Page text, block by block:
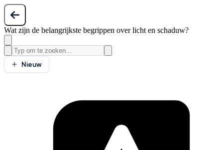
Wat zijn de belangrijkste begrippen over licht en schaduw?
Nieuw